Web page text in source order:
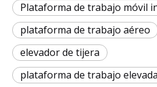
Plataforma de trabajo móvil
plataforma de trabajo aéreo
elevador de tijera
plataforma de trabajo elevada